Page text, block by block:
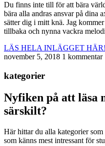
Du finns inte till för att bära
bära alla andras ansvar på dina
sätter dig i mitt knä. Jag
tillbaka och nynna vackra
LÄS HELA INLÄGGET HÄR!
november 5, 2018 1 kommentar
kategorier
Nyfiken på att läsa
särskilt?
Här hittar du alla kategorier
som känns mest intressant för